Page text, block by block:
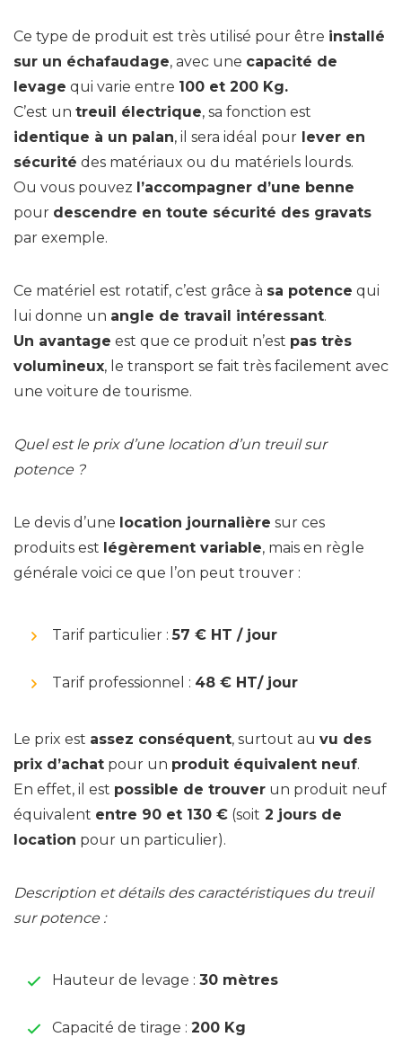
Ce type de produit est très utilisé pour être installé
sur un échafaudage, avec une capacité de
levage qui varie entre 100 et 200 Kg.
C’est un treuil électrique, sa fonction est
identique à un palan, il sera idéal pour lever en
sécurité des matériaux ou du matériels lourds.
Ou vous pouvez l’accompagner d’une benne
pour descendre en toute sécurité des gravats
par exemple.
Ce matériel est rotatif, c’est grâce à sa potence qui
lui donne un angle de travail intéressant.
Un avantage est que ce produit n’est pas très
volumineux, le transport se fait très facilement avec
une voiture de tourisme.
Quel est le prix d’une location d’un treuil sur
potence ?
Le devis d’une location journalière sur ces
produits est légèrement variable, mais en règle
générale voici ce que l’on peut trouver :
Tarif particulier :57 € HT / jour
Tarif professionnel : 48 € HT/ jour
Le prix est assez conséquent, surtout au vu des
prix d’achat pour un produit équivalent neuf.
En effet, il est possible de trouver un produit neuf
équivalent entre 90 et 130 € (soit 2 jours de
location pour un particulier).
Description et détails des caractéristiques du treuil
sur potence :
Hauteur de levage : 30 mètres
Capacité de tirage : 200 Kg